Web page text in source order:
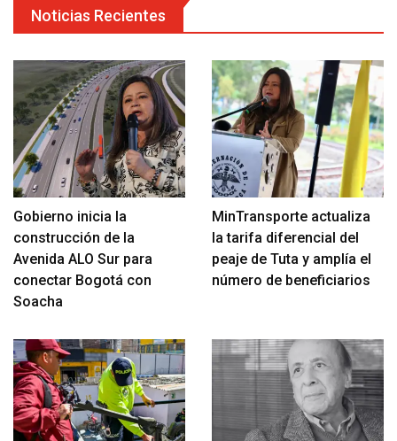
Noticias Recientes
Gobierno inicia la
construcción de la
Avenida ALO Sur para
conectar Bogotá con
Soacha
MinTransporte actualiza
la tarifa diferencial del
peaje de Tuta y amplía el
número de beneficiarios